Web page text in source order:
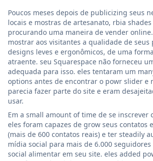
Poucos meses depois de publicizing seus
locais e mostras de artesanato, rbia shades
procurando uma maneira de vender
mostrar aos visitantes a qualidade de seus
designs leves e ergonômicos, de uma
atraente. seu Squarespace não forneceu
adequada para isso. eles tentaram um
options antes de encontrar o powr slider e
parecia fazer parte do site e eram
usar.
Em a small amount of time de se inscrever
eles foram capazes de grow seus contatos
(mais de 600 contatos reais) e ter steadily
mídia social para mais de 6.000
social alimentar em seu site. eles added